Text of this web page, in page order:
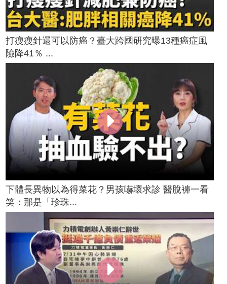
打瘦瘦針還可以防癌？臺大跨國研究曝13種癌症風
險降41％ ...
下體長異物以為得菜花？男孩嚇壞求診 醫脫褲一看
笑：那是「珍珠...